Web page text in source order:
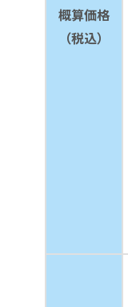
概算価格
（税込）